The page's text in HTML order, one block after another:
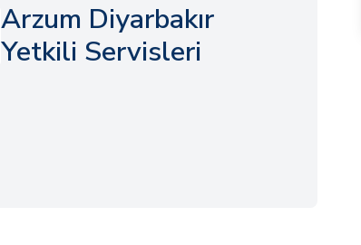
Arzum Diyarbakır
Yetkili Servisleri